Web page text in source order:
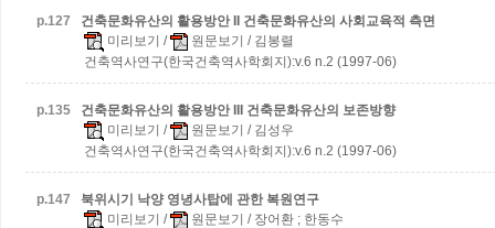
p.127 건축문화유산의 활용방안 II 건축문화유산의 사회교육적 측면
미리보기 / 원문보기 / 김봉렬
건축역사연구(한국건축역사학회지):v.6 n.2 (1997-06)
p.135 건축문화유산의 활용방안 III 건축문화유산의 보존방향
미리보기 / 원문보기 / 김성우
건축역사연구(한국건축역사학회지):v.6 n.2 (1997-06)
p.147
북위시기 낙양 영녕사탑에 관한 복원연구
미리보기 / 원문보기 / 장어환 ; 한동수